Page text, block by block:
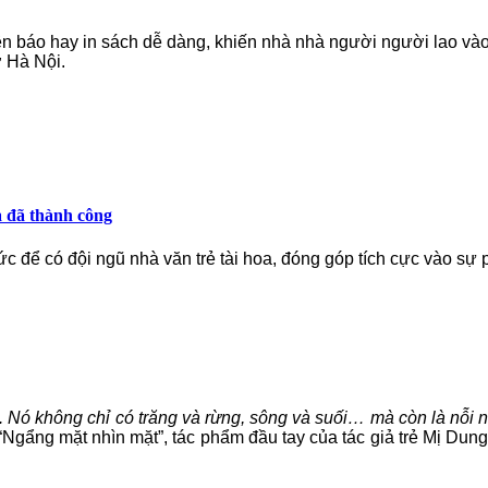
báo hay in sách dễ dàng, khiến nhà nhà người người lao
Hà Nội.
thành công
để có đội ngũ nhà văn trẻ tài hoa, đóng góp tích cực vào
không chỉ có trăng và rừng, sông và suối… mà còn là nỗi
mặt nhìn mặt”, tác phẩm đầu tay của tác giả trẻ Mị